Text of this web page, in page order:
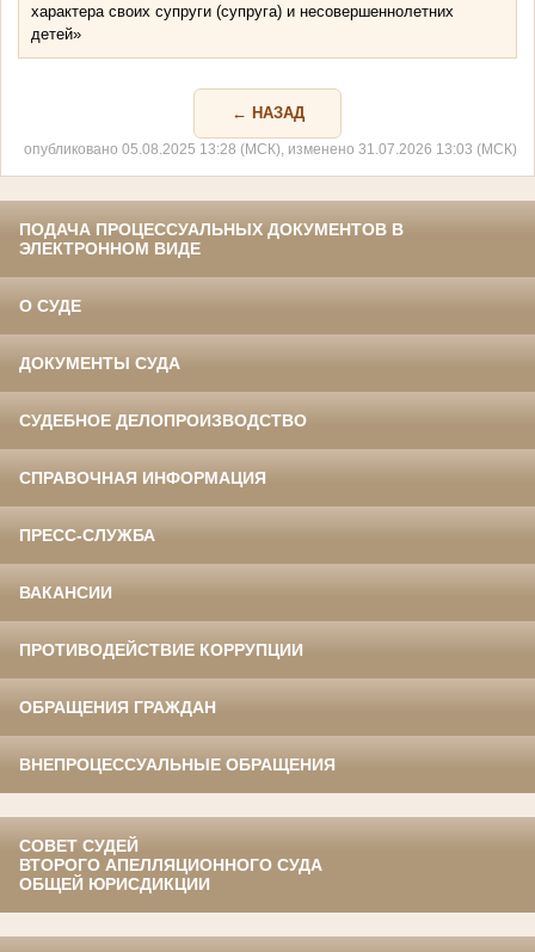
характера своих супруги (супруга) и несовершеннолетних
детей»
← НАЗАД
опубликовано 05.08.2025 13:28 (МСК), изменено 31.07.2026 13:03 (МСК)
ПОДАЧА ПРОЦЕССУАЛЬНЫХ ДОКУМЕНТОВ В
ЭЛЕКТРОННОМ ВИДЕ
О СУДЕ
ДОКУМЕНТЫ СУДА
СУДЕБНОЕ ДЕЛОПРОИЗВОДСТВО
СПРАВОЧНАЯ ИНФОРМАЦИЯ
ПРЕСС-СЛУЖБА
ВАКАНСИИ
ПРОТИВОДЕЙСТВИЕ КОРРУПЦИИ
ОБРАЩЕНИЯ ГРАЖДАН
ВНЕПРОЦЕССУАЛЬНЫЕ ОБРАЩЕНИЯ
СОВЕТ СУДЕЙ
ВТОРОГО АПЕЛЛЯЦИОННОГО СУДА
ОБЩЕЙ ЮРИСДИКЦИИ